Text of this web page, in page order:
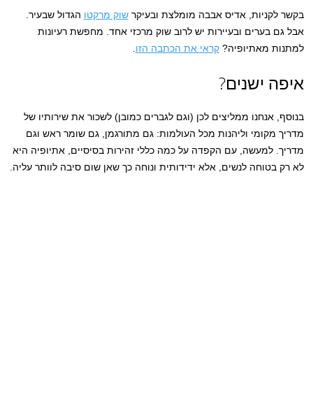
בקשר לקניות, אדיס אבבה מומלצת ובעיקרשוק מרקטו הגדול שבעיר.
אבל גם בערים ובעיירות יש לרוב שוק מרכזי אחד. מחפשת רעיונות
למתנות מאתיופיה?קראי את הכתבה הזו
איפה ישנים?
בנוסף, אנחנו ממליצים לכן (וגם לגברים כמובן) לשכור את שירותיו של
מדריך מקומי וליהנות מכל העולמות: גם מתורגמן, גם שומר ראש וגם
מדריך. למעשה, עם הקפדה על כמה כללי זהירות בסיסיים, אתיופיה היא
לא רק בטוחה לנשים, אלא ידידותית ונוחה כך שאן שום סיבה לוותר עליה.